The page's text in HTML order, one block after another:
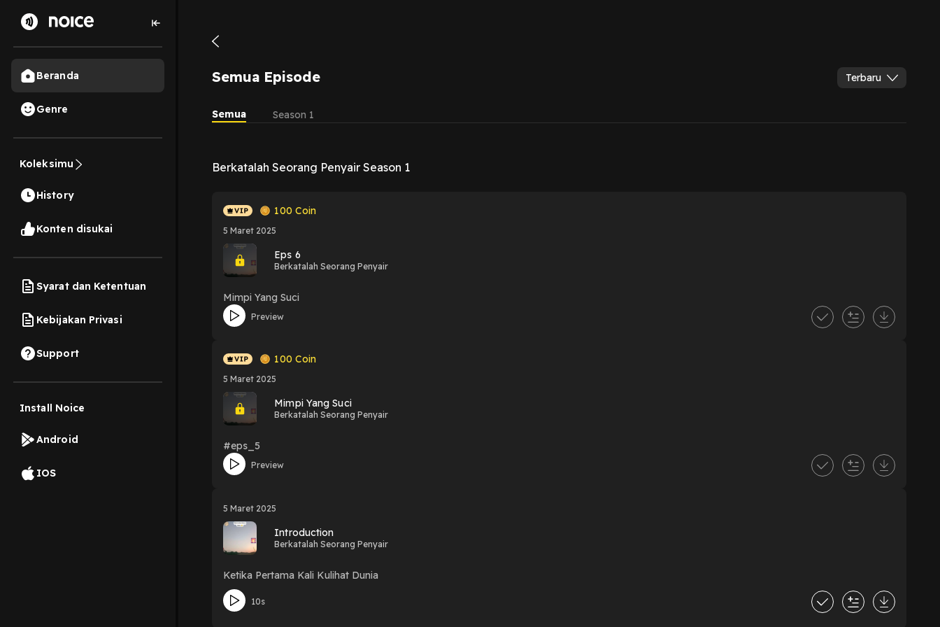
Beranda
Genre
Koleksimu
History
Konten disukai
Syarat dan Ketentuan
Kebijakan Privasi
Support
Install Noice
Android
IOS
Semua Episode Terbaru
Semua Season 1
Berkatalah Seorang Penyair Season 1
100 Coin
5 Maret 2025
Eps 6
Berkatalah Seorang Penyair
Mimpi Yang Suci
Preview
100 Coin
5 Maret 2025
Mimpi Yang Suci
Berkatalah Seorang Penyair
#eps_5
Preview
5 Maret 2025
Introduction
Berkatalah Seorang Penyair
Ketika Pertama Kali Kulihat Dunia
10s